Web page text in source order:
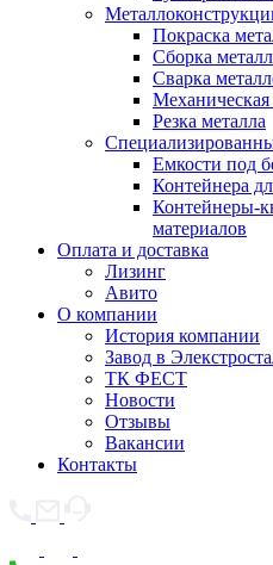
Покраска
Сборка
Сварка
Механическая
Резка металла
Емкости под
Контейнера
Контейнеры-
материалов
Оплата и доставка
Лизинг
Авито
О компании
История компании
Завод в
ТК ФЕСТ
Новости
Отзывы
Вакансии
Контакты